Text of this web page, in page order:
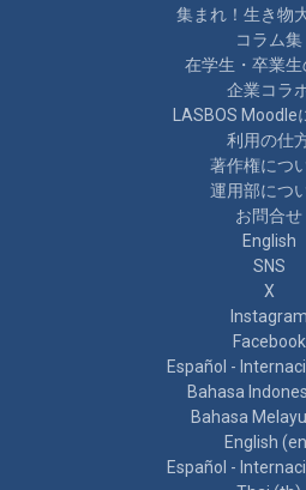
集まれ！生き物
コラム集
在学生・卒業生
企業コラ
LASBOS Moodle
利用の仕
著作権につ
運用部につ
お問合せ
English
SNS
X
Instagram
Facebook
Español -
Bahasa
Bahasa
English
Español -